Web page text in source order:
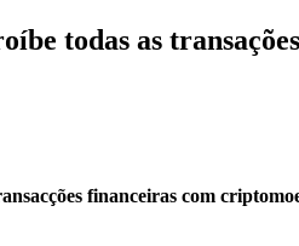
todas as transações
financeiras com